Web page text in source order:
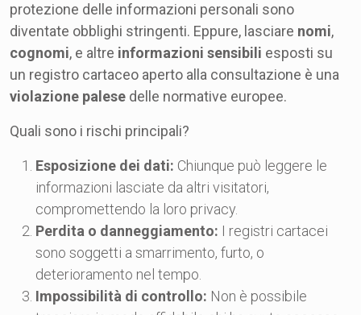
protezione delle informazioni personali sono
diventate obblighi stringenti. Eppure, lasciare nomi,
cognomi, e altre informazioni sensibili esposti su
un registro cartaceo aperto alla consultazione è una
violazione palese delle normative europee.
Quali sono i rischi principali?
Esposizione dei dati: Chiunque può leggere le
informazioni lasciate da altri visitatori,
compromettendo la loro privacy.
Perdita o danneggiamento: I registri cartacei
sono soggetti a smarrimento, furto, o
deterioramento nel tempo.
Impossibilità di controllo: Non è possibile